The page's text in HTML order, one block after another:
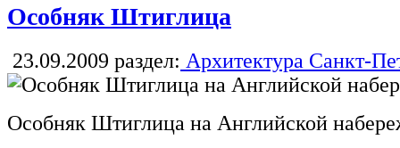
Особняк Штиглица
23.09.2009 раздел: Архитектура Санкт-
Особняк Штиглица на Английской